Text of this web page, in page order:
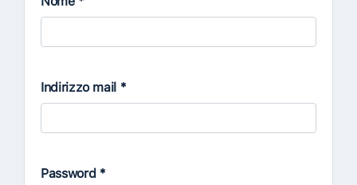
Indirizzo mail *
Password *